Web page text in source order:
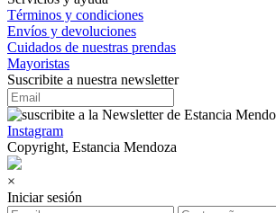
Términos y condiciones
Envíos y devoluciones
Cuidados de nuestras prendas
Mayoristas
Suscribite a nuestra newsletter
Instagram
Copyright, Estancia Mendoza
×
Iniciar sesión